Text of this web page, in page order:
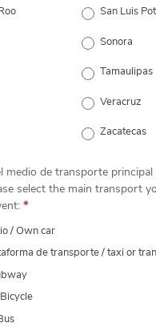
San Luis
Sonora
Tamaulipas
Veracruz
Zacatecas
medio de transporte principal
select the main transport
*
/ Own car
de transporte / taxi or